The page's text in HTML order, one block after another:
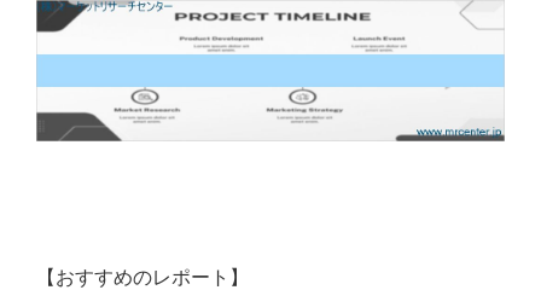
【おすすめのレポート】